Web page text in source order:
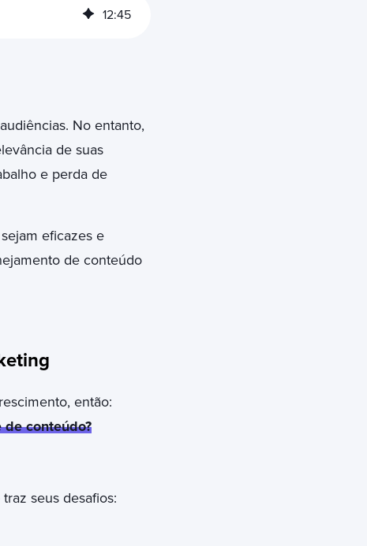
12:45
No entanto,
de suas
e perda de
eficazes e
de conteúdo
então:
conteúdo?
seus desafios: